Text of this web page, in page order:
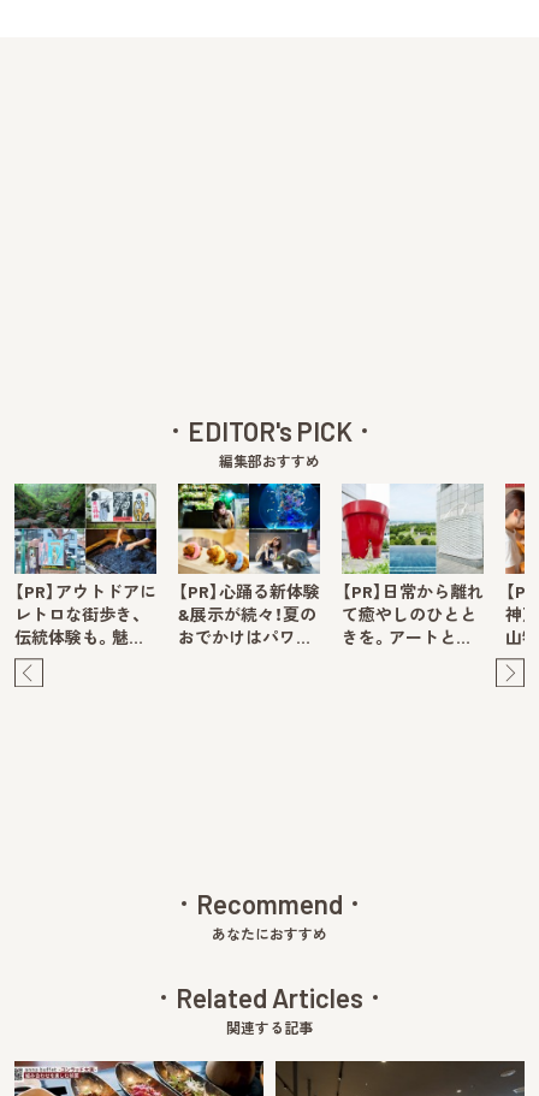
EDITOR's PICK
編集部おすすめ
【PR】アウトドアに
レトロな街歩き、
伝統体験も。魅…
【PR】心踊る新体験
&展示が続々！夏の
おでかけはパワ…
【PR】日常から離れ
て癒やしのひとと
きを。アートと…
【
神
山
Recommend
あなたにおすすめ
Related Articles
関連する記事